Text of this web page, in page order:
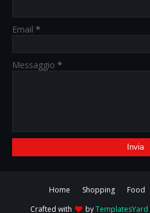
Email *
Messaggio *
Home Shopping Food
Crafted with
byTemplatesYard